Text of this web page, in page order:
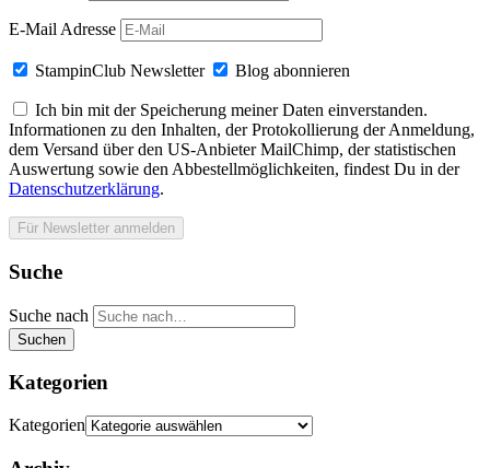
E-Mail Adresse
StampinClub Newsletter Blog abonnieren
Ich bin mit der Speicherung meiner Daten einverstanden.
Informationen zu den Inhalten, der Protokollierung der Anmeldung,
dem Versand über den US-Anbieter MailChimp, der statistischen
Auswertung sowie den Abbestellmöglichkeiten, findest Du in der
Datenschutzerklärung.
Suche
Suche nach
Suchen
Kategorien
Kategorien